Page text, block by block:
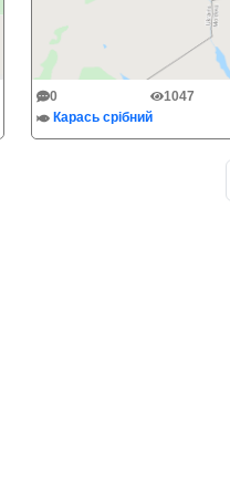
0 1047
Карась срібний